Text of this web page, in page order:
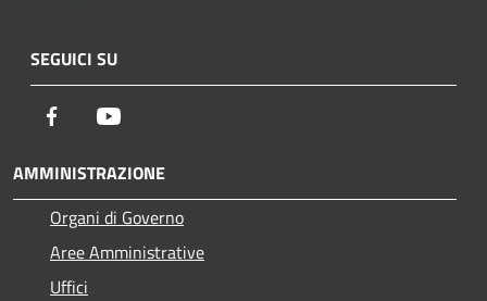
SEGUICI SU
Facebook
AMMINISTRAZIONE
Organi di Governo
Aree Amministrative
Uffici